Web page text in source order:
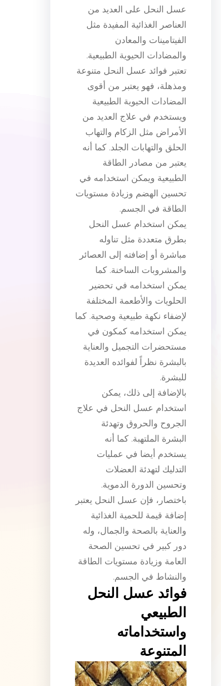
عسل النحل على العديد من
العناصر الغذائية المفيدة مثل
الفيتامينات والمعادن
والمضادات الحيوية الطبيعية.
تعتبر فوائد عسل النحل متنوعة
ومذهلة، فهو يعتبر من أقوى
المضادات الحيوية الطبيعية
ويستخدم في علاج العديد من
الأمراض مثل الزكام والتهاب
الحلق والتهابات الجلد. كما أنه
يعتبر من مصادر الطاقة
الطبيعية ويمكن استخدامه في
تحسين الهضم وزيادة مستويات
الطاقة في الجسم.
يمكن استخدام عسل النحل
بطرق متعددة مثل تناوله
مباشرة أو إضافته إلى العصائر
والمشروبات الساخنة. كما
يمكن استخدامه في تحضير
الحلويات والأطعمة المختلفة
لإضفاء نكهة طبيعية وصحية. كما
يمكن استخدامه كمكون في
مستحضرات التجميل والعناية
بالبشرة نظراً لفوائده العديدة
للبشرة.
بالإضافة إلى ذلك، يمكن
استخدام عسل النحل في علاج
الجروح والحروق وتهدئة
البشرة الملتهبة. كما أنه
يستخدم أيضا في عمليات
التدليك لتهدئة العضلات
وتحسين الدورة الدموية.
باختصار، فإن عسل النحل يعتبر
إضافة قيمة للحمية الغذائية
والعناية بالصحة والجمال، وله
دور كبير في تحسين الصحة
العامة وزيادة مستويات الطاقة
والنشاط في الجسم.
فوائد عسل النحل
الطبيعي
واستخداماته
المتنوعة